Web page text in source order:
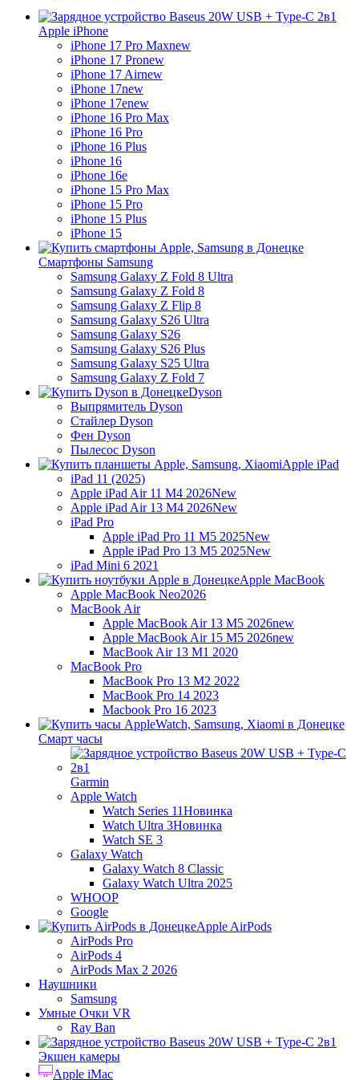
Apple iPhone
iPhone 17 Pro Maxnew
iPhone 17 Pronew
iPhone 17 Airnew
iPhone 17new
iPhone 17enew
iPhone 16 Pro Max
iPhone 16 Pro
iPhone 16 Plus
iPhone 16
iPhone 16e
iPhone 15 Pro Max
iPhone 15 Pro
iPhone 15 Plus
iPhone 15
Смартфоны Samsung
Samsung Galaxy Z Fold 8 Ultra
Samsung Galaxy Z Fold 8
Samsung Galaxy Z Flip 8
Samsung Galaxy S26 Ultra
Samsung Galaxy S26
Samsung Galaxy S26 Plus
Samsung Galaxy S25 Ultra
Samsung Galaxy Z Fold 7
Dyson
Выпрямитель Dyson
Стайлер Dyson
Фен Dyson
Пылесос Dyson
Apple iPad
iPad 11 (2025)
Apple iPad Air 11 M4 2026New
Apple iPad Air 13 M4 2026New
iPad Pro
Apple iPad Pro 11 M5 2025New
Apple iPad Pro 13 M5 2025New
iPad Mini 6 2021
Apple MacBook
Apple MacBook Neo2026
MacBook Air
Apple MacBook Air 13 M5 2026new
Apple MacBook Air 15 M5 2026new
MacBook Air 13 M1 2020
MacBook Pro
MacBook Pro 13 M2 2022
MacBook Pro 14 2023
Macbook Pro 16 2023
Смарт часы
Garmin
Apple Watch
Watch Series 11Новинка
Watch Ultra 3Новинка
Watch SE 3
Galaxy Watch
Galaxy Watch 8 Classic
Galaxy Watch Ultra 2025
WHOOP
Google
Apple AirPods
AirPods Pro
AirPods 4
AirPods Max 2 2026
Наушники
Samsung
Умные Очки VR
Ray Ban
Экшен камеры
Apple iMac